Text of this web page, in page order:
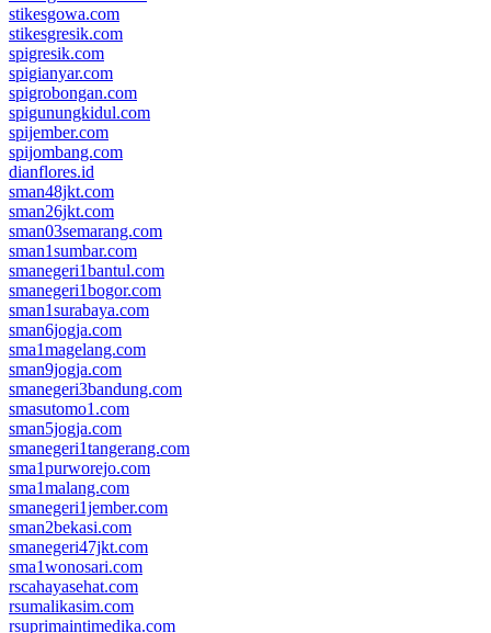
stikesgowa.com
stikesgresik.com
spigresik.com
spigianyar.com
spigrobongan.com
spigunungkidul.com
spijember.com
spijombang.com
dianflores.id
sman48jkt.com
sman26jkt.com
sman03semarang.com
sman1sumbar.com
smanegeri1bantul.com
smanegeri1bogor.com
sman1surabaya.com
sman6jogja.com
sma1magelang.com
sman9jogja.com
smanegeri3bandung.com
smasutomo1.com
sman5jogja.com
smanegeri1tangerang.com
sma1purworejo.com
sma1malang.com
smanegeri1jember.com
sman2bekasi.com
smanegeri47jkt.com
sma1wonosari.com
rscahayasehat.com
rsumalikasim.com
rsuprimaintimedika.com